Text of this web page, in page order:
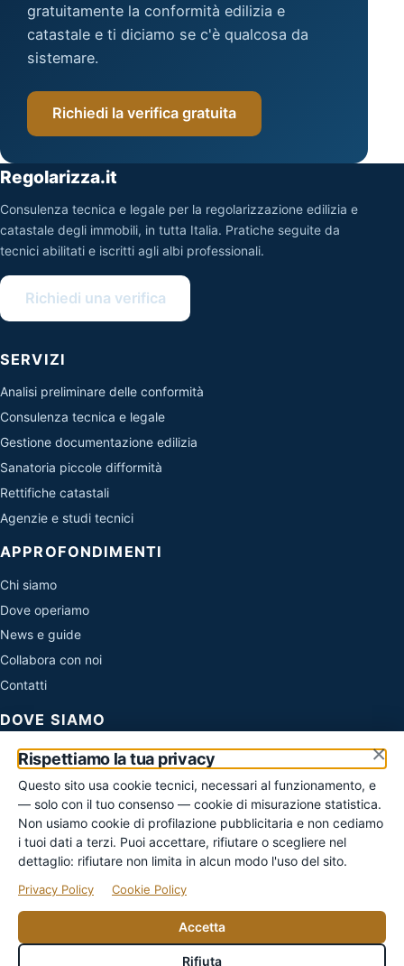
gratuitamente la conformità edilizia e
catastale e ti diciamo se c'è qualcosa da
sistemare.
Richiedi la verifica gratuita
Regolarizza.it
Consulenza tecnica e legale per la regolarizzazione edilizia e
catastale degli immobili, in tutta Italia. Pratiche seguite da
tecnici abilitati e iscritti agli albi professionali.
Richiedi una verifica
SERVIZI
Analisi preliminare delle conformità
Consulenza tecnica e legale
Gestione documentazione edilizia
Sanatoria piccole difformità
Rettifiche catastali
Agenzie e studi tecnici
APPROFONDIMENTI
Chi siamo
Dove operiamo
News e guide
Collabora con noi
Contatti
DOVE SIAMO
Evo Sistemi di Cirone Simone
Via Fratelli Cairoli 45
06073 Corciano (PG)
P. IVA 02949240549
info@regolarizza.it
Lun–Ven 9:00–18:30
Preferiamo le richieste scritte: così la tua situazione arriva
completa al tecnico giusto e ricevi una risposta documentata.
×
Rispettiamo la tua privacy
Questo sito usa cookie tecnici, necessari al funzionamento, e
— solo con il tuo consenso — cookie di misurazione statistica.
Non usiamo cookie di profilazione pubblicitaria e non cediamo
i tuoi dati a terzi. Puoi accettare, rifiutare o scegliere nel
dettaglio: rifiutare non limita in alcun modo l'uso del sito.
Privacy Policy Cookie Policy
Accetta
Rifiuta